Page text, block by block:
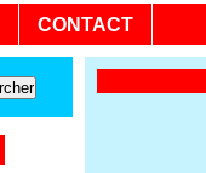
CONTACT